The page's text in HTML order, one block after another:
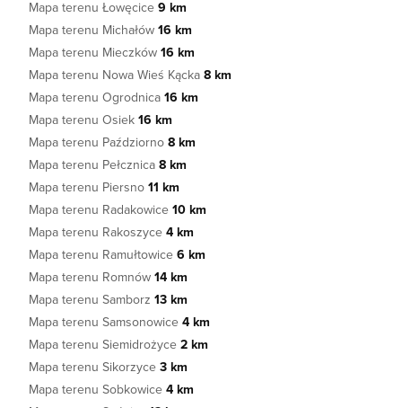
Mapa terenu Łowęcice 9 km
Mapa terenu Michałów 16 km
Mapa terenu Mieczków 16 km
Mapa terenu Nowa Wieś Kącka 8 km
Mapa terenu Ogrodnica 16 km
Mapa terenu Osiek 16 km
Mapa terenu Paździorno 8 km
Mapa terenu Pełcznica 8 km
Mapa terenu Piersno 11 km
Mapa terenu Radakowice 10 km
Mapa terenu Rakoszyce 4 km
Mapa terenu Ramułtowice 6 km
Mapa terenu Romnów 14 km
Mapa terenu Samborz 13 km
Mapa terenu Samsonowice 4 km
Mapa terenu Siemidrożyce 2 km
Mapa terenu Sikorzyce 3 km
Mapa terenu Sobkowice 4 km